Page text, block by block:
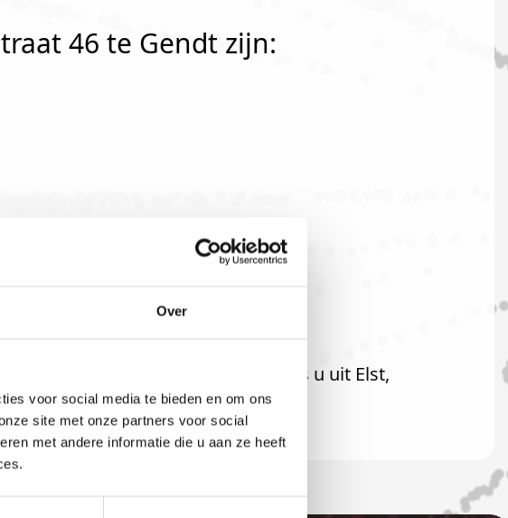
Over
voor social media te bieden en om ons
site met onze partners voor social
met andere informatie die u aan ze heeft
46 te Gendt zijn:
U bent uiteraard ook welkom als u uit Elst,